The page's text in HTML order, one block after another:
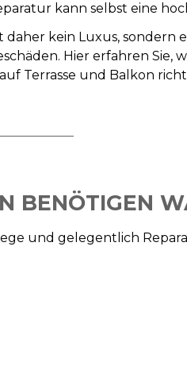
kann selbst eine
kein Luxus,
Hier erfahren Sie,
Terrasse und Balkon
BENÖTIGEN
und gelegentlich